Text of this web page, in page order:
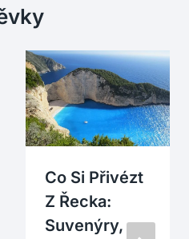
Co Si Přivézt
Z Řecka:
Suvenýry,